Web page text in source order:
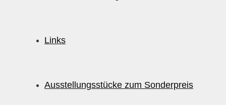
Links
Ausstellungsstücke zum Sonderpreis